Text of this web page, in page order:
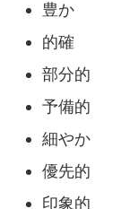
豊か
的確
部分的
予備的
細やか
優先的
印象的